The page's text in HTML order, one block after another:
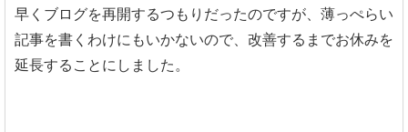
早くブログを再開するつもりだったのですが、薄っぺらい
記事を書くわけにもいかないので、改善するまでお休みを
延長することにしました。